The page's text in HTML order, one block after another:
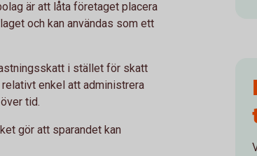
är att låta företaget placera
och kan användas som ett
i stället för skatt
enkel att administrera
tid.
gör att sparandet kan